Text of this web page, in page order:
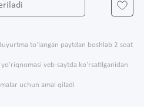
to'langan paytdan boshlab 2 soat
veb-saytda ko'rsatilganidan
uchun amal qiladi